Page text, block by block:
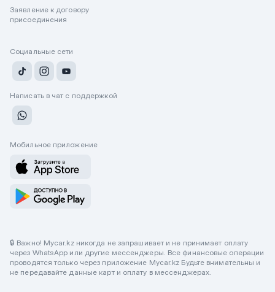
Заявление к договору
присоединения
Социальные сети
Написать в чат с поддержкой
Мобильное приложение
🔒 Важно! Mycar.kz никогда не запрашивает и не принимает оплату
через WhatsApp или другие мессенджеры. Все финансовые операции
проводятся только через приложение Mycar.kz Будьте внимательны и
не передавайте данные карт и оплату в мессенджерах.